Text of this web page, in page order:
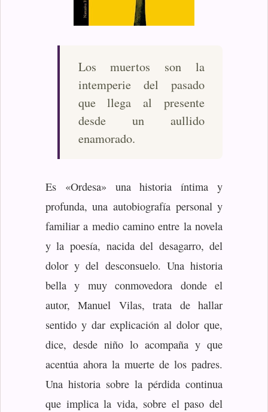
Los muertos son la
intemperie del pasado
que llega al presente
desde un aullido
enamorado.
Es «Ordesa» una historia íntima y
profunda, una autobiografía personal y
familiar a medio camino entre la novela
y la poesía, nacida del desagarro, del
dolor y del desconsuelo. Una historia
bella y muy conmovedora donde el
autor, Manuel Vilas, trata de hallar
sentido y dar explicación al dolor que,
dice, desde niño lo acompaña y que
acentúa ahora la muerte de los padres.
Una historia sobre la pérdida continua
que implica la vida, sobre el paso del